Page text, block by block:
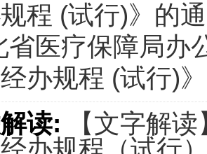
程 (试行)》的
省医疗保障局办
办规程 (试行)
读:
【文字解